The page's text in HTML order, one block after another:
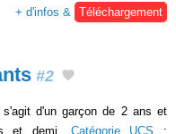
+ d'infos & Téléchargement
#2
d'un garçon de 2 ans et
et demi. Catégorie UCS :